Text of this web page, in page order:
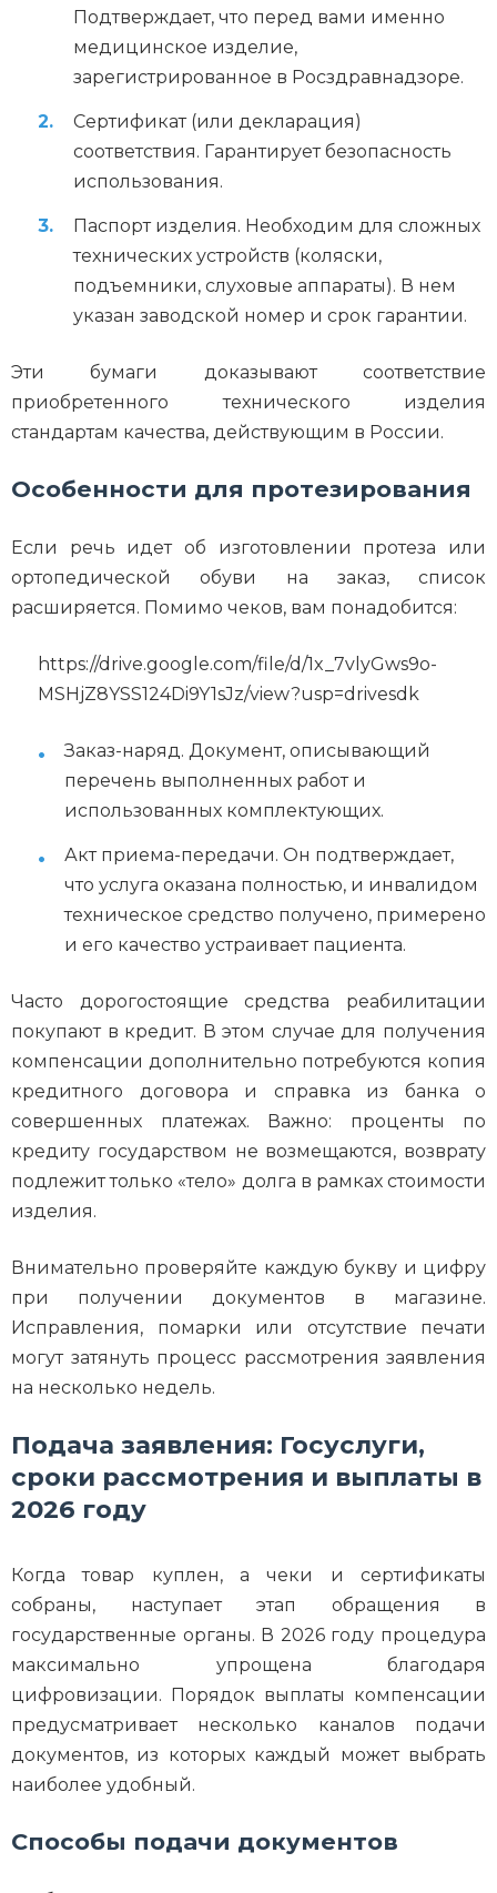
Подтверждает, что перед вами именно
медицинское изделие,
зарегистрированное в Росздравнадзоре.
Сертификат (или декларация)
соответствия. Гарантирует безопасность
использования.
Паспорт изделия. Необходим для сложных
технических устройств (коляски,
подъемники, слуховые аппараты). В нем
указан заводской номер и срок гарантии.
Эти бумаги доказывают соответствие
приобретенного технического изделия
стандартам качества, действующим в России.
Особенности для протезирования
Если речь идет об изготовлении протеза или
ортопедической обуви на заказ, список
расширяется. Помимо чеков, вам понадобится:
https://drive.google.com/file/d/1x_7vlyGws9o-
MSHjZ8YSS124Di9Y1sJz/view?usp=drivesdk
Заказ-наряд. Документ, описывающий
перечень выполненных работ и
использованных комплектующих.
Акт приема-передачи. Он подтверждает,
что услуга оказана полностью, и инвалидом
техническое средство получено, примерено
и его качество устраивает пациента.
Часто дорогостоящие средства реабилитации
покупают в кредит. В этом случае для получения
компенсации дополнительно потребуются копия
кредитного договора и справка из банка о
совершенных платежах. Важно: проценты по
кредиту государством не возмещаются, возврату
подлежит только «тело» долга в рамках стоимости
изделия.
Внимательно проверяйте каждую букву и цифру
при получении документов в магазине.
Исправления, помарки или отсутствие печати
могут затянуть процесс рассмотрения заявления
на несколько недель.
Подача заявления: Госуслуги,
сроки рассмотрения и выплаты в
2026 году
Когда товар куплен, а чеки и сертификаты
собраны, наступает этап обращения в
государственные органы. В 2026 году процедура
максимально упрощена благодаря
цифровизации. Порядок выплаты компенсации
предусматривает несколько каналов подачи
документов, из которых каждый может выбрать
наиболее удобный.
Способы подачи документов